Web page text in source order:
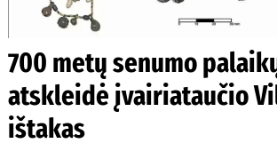
700 metų senumo
atskleidė įvairiataučio
ištakas